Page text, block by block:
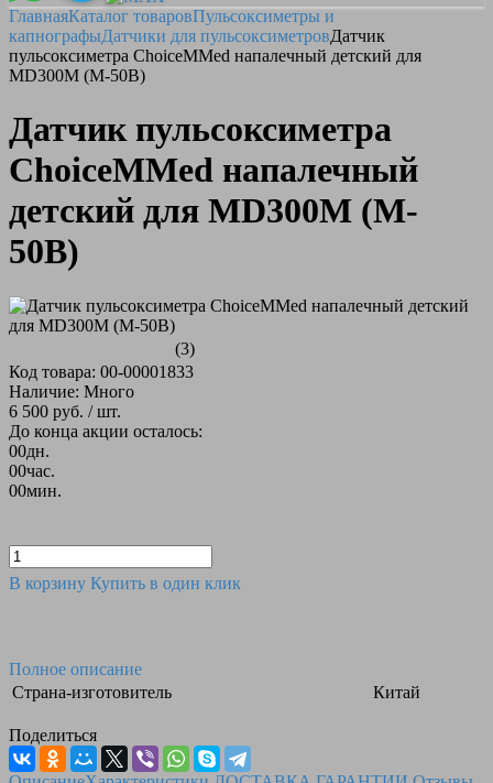
ГлавнаяКаталог товаровПульсоксиметры и
капнографыДатчики для пульсоксиметровДатчик
пульсоксиметра ChoiceMMed напалечный детский для
MD300M (M-50B)
Датчик пульсоксиметра
ChoiceMMed напалечный
детский для MD300M (M-
50B)
(3)
Код товара: 00-00001833
Наличие: Много
6 500 руб. / шт.
До конца акции осталось:
00дн.
00час.
00мин.
В корзину Купить в один клик
Полное описание
Страна-изготовитель
Китай
Поделиться